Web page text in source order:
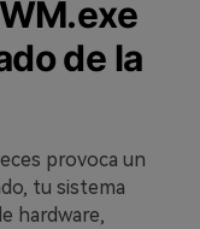
de la
provoca un
tu sistema
hardware,